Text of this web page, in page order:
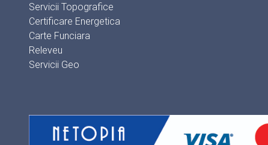
Servicii Topografice
Certificare Energetica
Carte Funciara
Releveu
Servicii Geo